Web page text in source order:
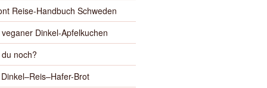
Reise-Handbuch Schweden
Dinkel-Apfelkuchen
noch?
Brot